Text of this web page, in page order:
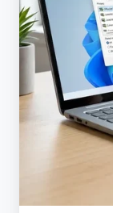
Print
App
para
Windows:
impressão
em
nuvem
Windows